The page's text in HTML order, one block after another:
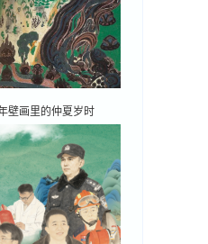
壁画里的仲夏岁时